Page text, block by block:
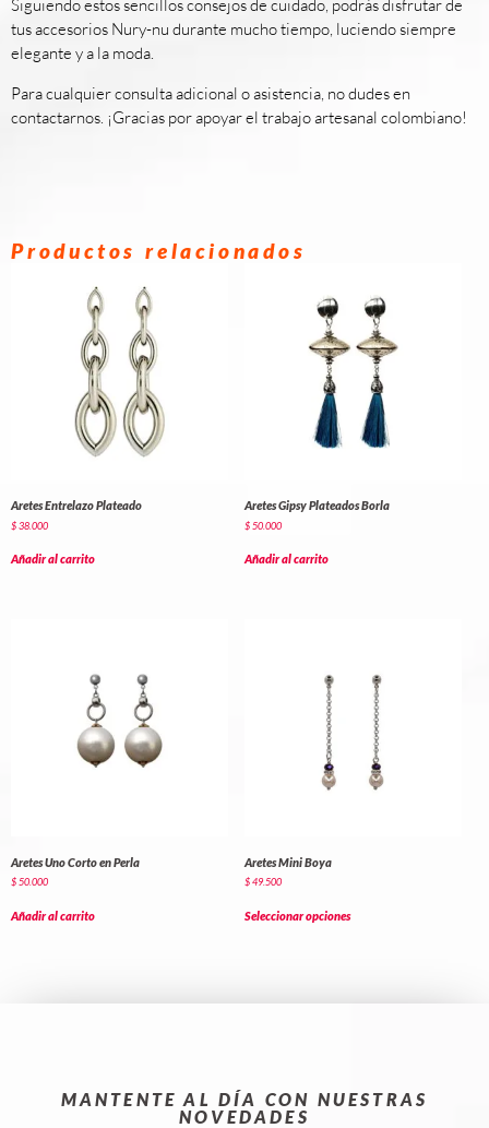
Siguiendo estos sencillos consejos de cuidado, podrás disfrutar de
tus accesorios Nury-nu durante mucho tiempo, luciendo siempre
elegante y a la moda.
Para cualquier consulta adicional o asistencia, no dudes en
contactarnos. ¡Gracias por apoyar el trabajo artesanal colombiano!
Productos relacionados
Aretes Entrelazo Plateado
$38.000
Añadir al carrito
Aretes Gipsy Plateados Borla
$50.000
Añadir al carrito
Aretes Uno Corto en Perla
$50.000
Añadir al carrito
Aretes Mini Boya
$49.500
Seleccionar opciones
MANTENTE AL DÍA CON NUESTRAS
NOVEDADES